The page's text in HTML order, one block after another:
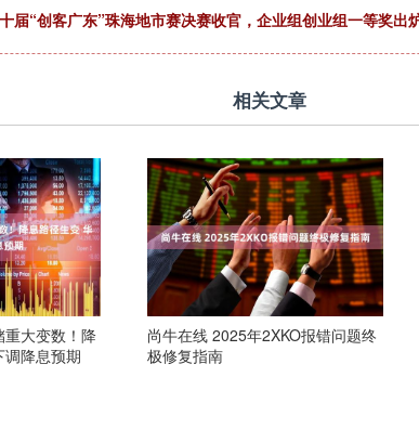
届“创客广东”珠海地市赛决赛收官，企业组创业组一等奖出
相关文章
大变数！降
降息预期
尚牛在线 2025年2XKO报错问题终
极修复指南